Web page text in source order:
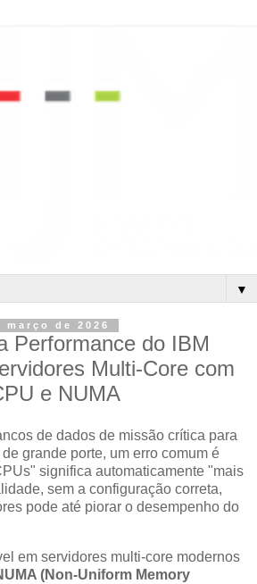
▼
de 2026
Performance do IBM
Multi-Core com
e NUMA
de dados de missão crítica para
grande porte, um erro comum é
significa automaticamente "mais
sem a configuração correta,
pode até piorar o desempenho do
em servidores multi-core modernos
(Non-Uniform Memory